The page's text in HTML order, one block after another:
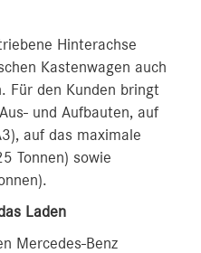
Hinterachse
Kastenwagen auch
Für den Kunden bringt
und Aufbauten, auf
auf das maximale
Tonnen) sowie
Laden
Mercedes-Benz